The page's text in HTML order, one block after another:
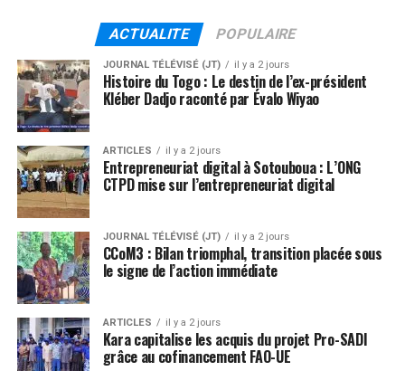
ACTUALITE POPULAIRE
JOURNAL TÉLÉVISÉ (JT) il y a 2 jours
Histoire du Togo : Le destin de l’ex-président
Kléber Dadjo raconté par Évalo Wiyao
ARTICLES il y a 2 jours
Entrepreneuriat digital à Sotouboua : L’ONG
CTPD mise sur l’entrepreneuriat digital
JOURNAL TÉLÉVISÉ (JT) il y a 2 jours
CCoM3 : Bilan triomphal, transition placée sous
le signe de l’action immédiate
ARTICLES il y a 2 jours
Kara capitalise les acquis du projet Pro-SADI
grâce au cofinancement FAO-UE